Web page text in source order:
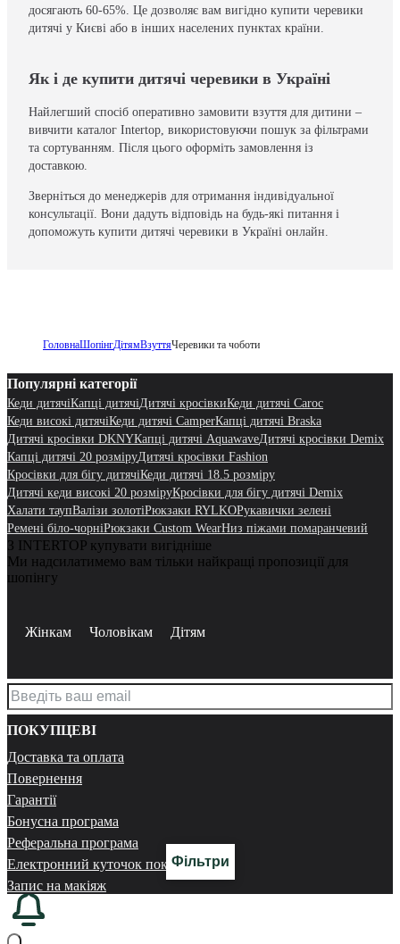
досягають 60-65%. Це дозволяє вам вигідно купити черевики
дитячі у Києві або в інших населених пунктах країни.
Як і де купити дитячі черевики в Україні
Найлегший спосіб оперативно замовити взуття для дитини –
вивчити каталог Intertop, використовуючи пошук за фільтрами
та сортуванням. Після цього оформіть замовлення із
доставкою.
Зверніться до менеджерів для отримання індивідуальної
консультації. Вони дадуть відповідь на будь-які питання і
допоможуть купити дитячі черевики в Україні онлайн.
ГоловнаШопінгДітямВзуттяЧеревики та чоботи
Популярні категорії
Кеди дитячіКапці дитячіДитячі кросівкиКеди дитячі Caroc
Кеди високі дитячіКеди дитячі CamperКапці дитячі Braska
Дитячі кросівки DKNYКапці дитячі AquawaveДитячі кросівки Demix
Капці дитячі 20 розміруДитячі кросівки Fashion
Кросівки для бігу дитячіКеди дитячі 18.5 розміру
Дитячі кеди високі 20 розміруКросівки для бігу дитячі Demix
Халати таупВалізи золотіРюкзаки RYLKOРукавички зелені
Ремені біло-чорніРюкзаки Custom WearНиз піжами помаранчевий
Фільтри
З INTERTOP купувати вигідніше
Ми надсилатимемо вам тільки найкращі пропозиції для
шопінгу
Жінкам Чоловікам Дітям
ПОКУПЦЕВІ
Доставка та оплата
Повернення
Гарантії
Бонусна програма
Реферальна програма
Електронний куточок покупця
Запис на макіяж
ПРО НАС
Магазини